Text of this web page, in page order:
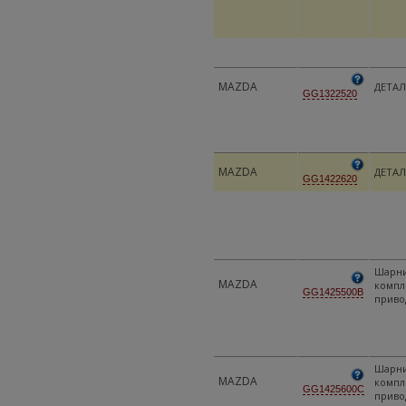
MAZDA GG1322520
MAZDA GG1422620
MAZDA GG1425500B
MAZDA GG1425600C